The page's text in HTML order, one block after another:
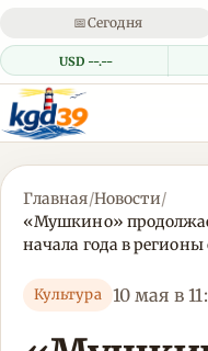
📅Сегодня
USD --.--
Главная/Новости/
«Мушкино»
начала года в
Культура 10 мая в